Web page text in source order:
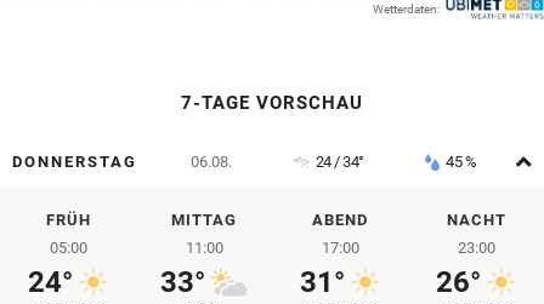
Wetterdaten:
7-TAGE VORSCHAU
DONNERSTAG 06.08. 24 / 34° 45 %
FRÜH
05:00
24°
MITTAG
11:00
33°
ABEND
17:00
31°
NACHT
23:00
26°